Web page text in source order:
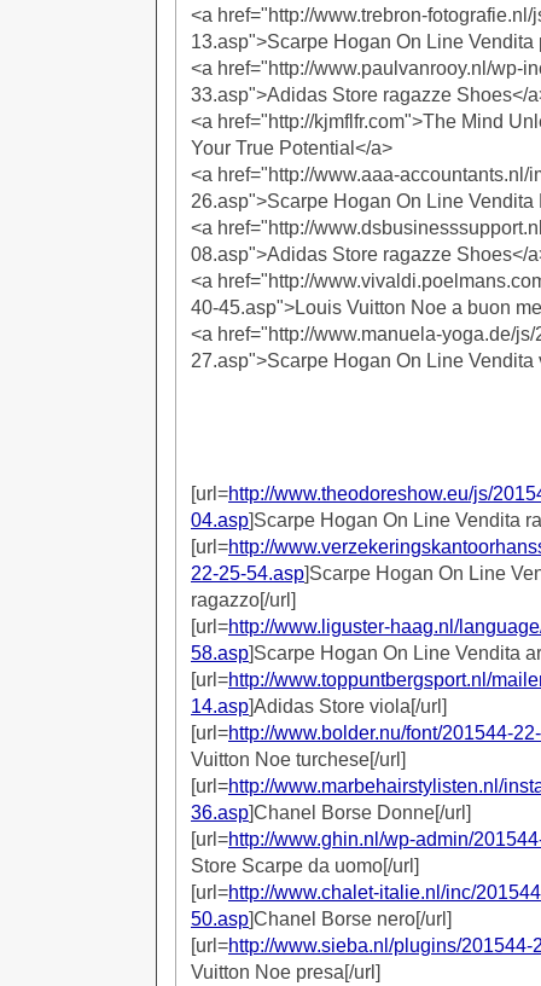
<a href="http://www.trebron-
13.asp">Scarpe Hogan On Line Vendita
<a href="http://www.paulvanrooy.nl/wp-
33.asp">Adidas Store ragazze Shoes</
<a href="http://kjmflfr.com">The Mind
Your True Potential</a>
<a href="http://www.aaa-accountants.nl/
26.asp">Scarpe Hogan On Line Vendita
<a href="http://
08.asp">Adidas Store ragazze Shoes</
<a href="http://
40-45.asp">Louis Vuitton Noe a buon
<a href="http://www.manuela-yoga.de/
27.asp">Scarpe Hogan On Line Vendita
[url=http://www.theodoreshow.eu/js/
04.asp]Scarpe Hogan On Line Vendita
[url=http://
22-25-54.asp]Scarpe Hogan On Line
ragazzo[/url]
[url=http://www.liguster-haag.nl/
58.asp]Scarpe Hogan On Line Vendita
[url=http://www.toppuntbergsport.nl/
14.asp]Adidas Store viola[/url]
[url=http://www.bolder.nu/font/201544-
Vuitton Noe turchese[/url]
[url=http://www.marbehairstylisten.nl/
36.asp]Chanel Borse Donne[/url]
[url=http://www.ghin.nl/wp-admin/
Store Scarpe da uomo[/url]
[url=http://www.chalet-italie.nl/inc/
50.asp]Chanel Borse nero[/url]
[url=http://www.sieba.nl/plugins/201544-
Vuitton Noe presa[/url]